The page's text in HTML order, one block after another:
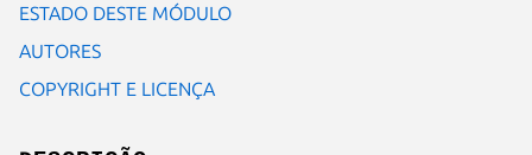
ESTADO DESTE MÓDULO
AUTORES
COPYRIGHT E LICENÇA